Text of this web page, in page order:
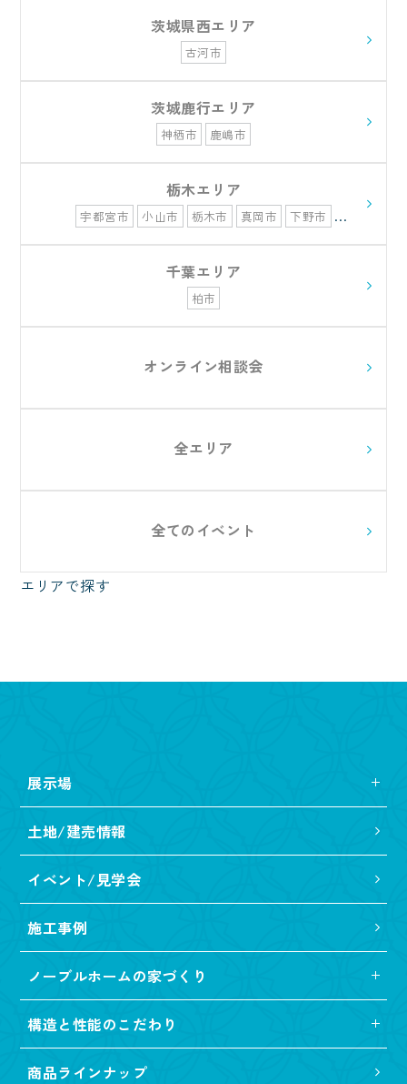
茨城県西エリア
古河市
茨城鹿行エリア
神栖市 鹿嶋市
栃木エリア
宇都宮市 小山市 栃木市 真岡市
下野市
佐野市
さくら市
千葉エリア
柏市
オンライン相談会
全エリア
全てのイベント
エリアで探す
展示場
土地/建売情報
イベント/見学会
施工事例
ノーブルホームの家づくり
構造と性能のこだわり
商品ラインナップ